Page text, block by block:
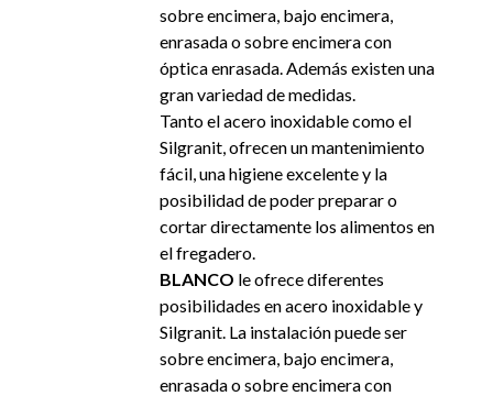
sobre encimera, bajo encimera,
enrasada o sobre encimera con
óptica enrasada. Además existen una
gran variedad de medidas.
Tanto el acero inoxidable como el
Silgranit, ofrecen un mantenimiento
fácil, una higiene excelente y la
posibilidad de poder preparar o
cortar directamente los alimentos en
el fregadero.
BLANCO le ofrece diferentes
posibilidades en acero inoxidable y
Silgranit. La instalación puede ser
sobre encimera, bajo encimera,
enrasada o sobre encimera con